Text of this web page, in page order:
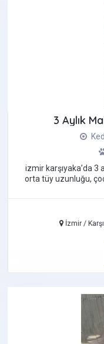
3 Aylık
i̇zmir karşıyaka’da 3
orta tüy uzunluğu,
İzmir /